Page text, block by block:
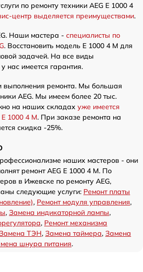
по ремонту техники AEG E 1000 4
центр выделяется преимуществами.
Наши мастера - специалисты по
. Восстановить модель E 1000 4 M для
задачей. На все виды
нас имеется гарантия.
выполнения ремонта. Мы большая
AEG. Мы имеем более 20 тыс.
на наших складах уже имеется
1000 4 M. При заказе ремонта на
скидка -25%.
наших мастеров - они
ремонт AEG E 1000 4 M. По
в Ижевске по ремонту AEG,
следующие услуги: Ремонт платы
, Ремонт модуля управления,
, Замена индикаторной лампы,
, Ремонт механизма
ТЭН, Замена таймера, Замена
шнура питания.